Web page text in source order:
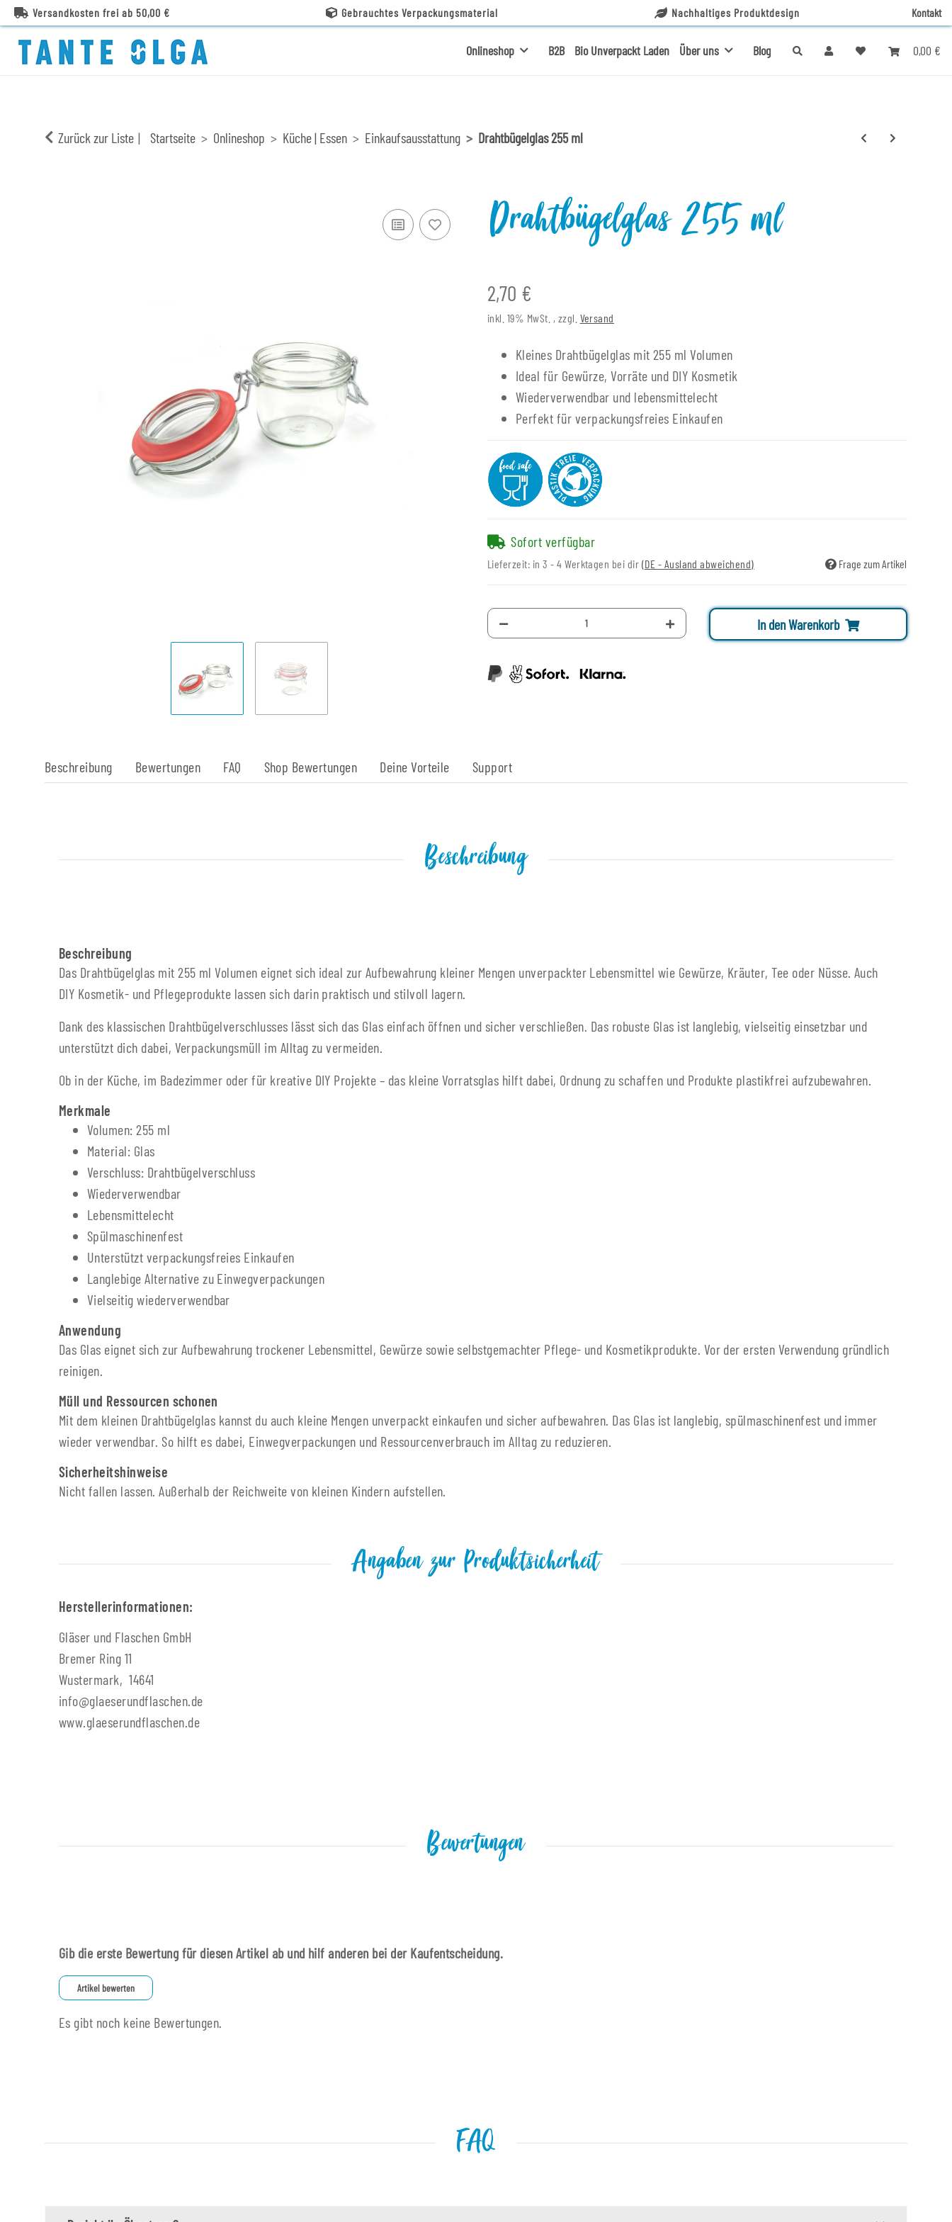
Versandkosten frei ab 50,00 € Gebrauchtes Verpackungsmaterial Nachhaltiges Produktdesign Kontakt
0,00 €
Onlineshop B2B Bio Unverpackt Laden Über uns Blog
Zurück zur Liste Startseite Onlineshop Küche | Essen Einkaufsausstattung Drahtbügelglas 255 ml
Drahtbügelglas 255 ml
2,70 €
inkl. 19% MwSt. , zzgl. Versand
Kleines Drahtbügelglas mit 255 ml Volumen
Ideal für Gewürze, Vorräte und DIY Kosmetik
Wiederverwendbar und lebensmittelecht
Perfekt für verpackungsfreies Einkaufen
Sofort verfügbar
Lieferzeit: in 3 - 4 Werktagen bei dir (DE - Ausland abweichend) Frage zum Artikel
In den Warenkorb
Beschreibung Bewertungen FAQ Shop Bewertungen Deine Vorteile Support
Beschreibung
Beschreibung
Das Drahtbügelglas mit 255 ml Volumen eignet sich ideal zur Aufbewahrung kleiner Mengen unverpackter Lebensmittel wie Gewürze, Kräuter, Tee oder Nüsse. Auch
DIY Kosmetik- und Pflegeprodukte lassen sich darin praktisch und stilvoll lagern.
Dank des klassischen Drahtbügelverschlusses lässt sich das Glas einfach öffnen und sicher verschließen. Das robuste Glas ist langlebig, vielseitig einsetzbar und
unterstützt dich dabei, Verpackungsmüll im Alltag zu vermeiden.
Ob in der Küche, im Badezimmer oder für kreative DIY Projekte – das kleine Vorratsglas hilft dabei, Ordnung zu schaffen und Produkte plastikfrei aufzubewahren.
Merkmale
Volumen: 255 ml
Material: Glas
Verschluss: Drahtbügelverschluss
Wiederverwendbar
Lebensmittelecht
Spülmaschinenfest
Unterstützt verpackungsfreies Einkaufen
Langlebige Alternative zu Einwegverpackungen
Vielseitig wiederverwendbar
Anwendung
Das Glas eignet sich zur Aufbewahrung trockener Lebensmittel, Gewürze sowie selbstgemachter Pflege- und Kosmetikprodukte. Vor der ersten Verwendung gründlich
reinigen.
Müll und Ressourcen schonen
Mit dem kleinen Drahtbügelglas kannst du auch kleine Mengen unverpackt einkaufen und sicher aufbewahren. Das Glas ist langlebig, spülmaschinenfest und immer
wieder verwendbar. So hilft es dabei, Einwegverpackungen und Ressourcenverbrauch im Alltag zu reduzieren.
Sicherheitshinweise
Nicht fallen lassen. Außerhalb der Reichweite von kleinen Kindern aufstellen.
Angaben zur Produktsicherheit
Herstellerinformationen:
Gläser und Flaschen GmbH
Bremer Ring 11
Wustermark, 14641
info@glaeserundflaschen.de
www.glaeserundflaschen.de
Bewertungen
Gib die erste Bewertung für diesen Artikel ab und hilf anderen bei der Kaufentscheidung.
Artikel bewerten
Es gibt noch keine Bewertungen.
FAQ